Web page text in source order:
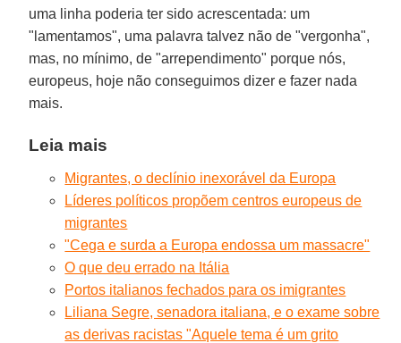
uma linha poderia ter sido acrescentada: um
"lamentamos", uma palavra talvez não de "vergonha",
mas, no mínimo, de "arrependimento" porque nós,
europeus, hoje não conseguimos dizer e fazer nada
mais.
Leia mais
Migrantes, o declínio inexorável da Europa
Líderes políticos propõem centros europeus de
migrantes
"Cega e surda a Europa endossa um massacre"
O que deu errado na Itália
Portos italianos fechados para os imigrantes
Liliana Segre, senadora italiana, e o exame sobre
as derivas racistas "Aquele tema é um grito